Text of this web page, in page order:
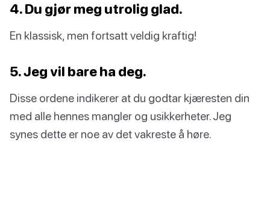
4. Du gjør meg utrolig glad.
En klassisk, men fortsatt veldig kraftig!
5. Jeg vil bare ha deg.
Disse ordene indikerer at du godtar kjæresten din
med alle hennes mangler og usikkerheter. Jeg
synes dette er noe av det vakreste å høre.